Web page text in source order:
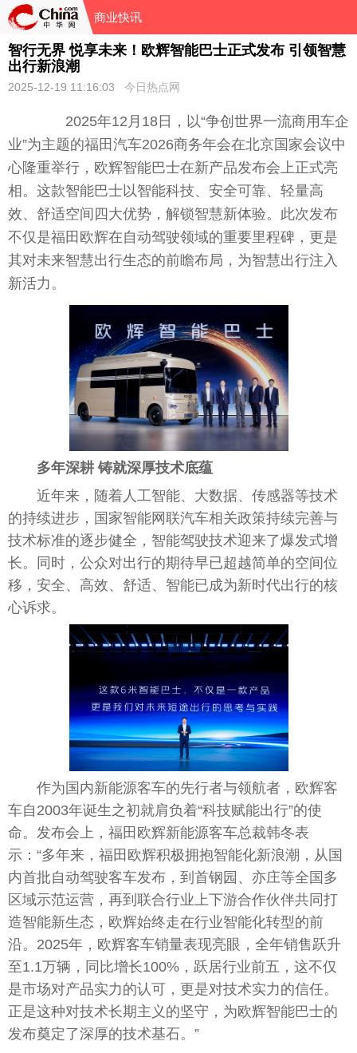
商业快讯
智行无界 悦享未来！欧辉智能巴士正式发布 引领智慧
出行新浪潮
2025-12-19 11:16:03 今日热点网
2025年12月18日，以“争创世界一流商用车企
业”为主题的福田汽车2026商务年会在北京国家会议中
心隆重举行，欧辉智能巴士在新产品发布会上正式亮
相。这款智能巴士以智能科技、安全可靠、轻量高
效、舒适空间四大优势，解锁智慧新体验。此次发布
不仅是福田欧辉在自动驾驶领域的重要里程碑，更是
其对未来智慧出行生态的前瞻布局，为智慧出行注入
新活力。
多年深耕 铸就深厚技术底蕴
近年来，随着人工智能、大数据、传感器等技术
的持续进步， 国家智能网联汽车相关政策持续完善与
技术标准的逐步健全，智能驾驶技术迎来了爆发式增
长。同时，公众对出行的期待早已超越简单的空间位
移，安全、高效、舒适、智能已成为新时代出行的核
心诉求。
作为国内新能源客车的先行者与领航者，欧辉客
车自2003年诞生之初就肩负着“科技赋能出行”的使
命。发布会上，福田欧辉新能源客车总裁韩冬表
示：“多年来，福田欧辉积极拥抱智能化新浪潮，从国
内首批自动驾驶客车发布，到首钢园、亦庄等全国多
区域示范运营，再到联合行业上下游合作伙伴共同打
造智能新生态，欧辉始终走在行业智能化转型的前
沿。2025年，欧辉客车销量表现亮眼，全年销售跃升
至1.1万辆，同比增长100%，跃居行业前五，这不仅
是市场对产品实力的认可，更是对技术实力的信任。
正是这种对技术长期主义的坚守，为欧辉智能巴士的
发布奠定了深厚的技术基石。”